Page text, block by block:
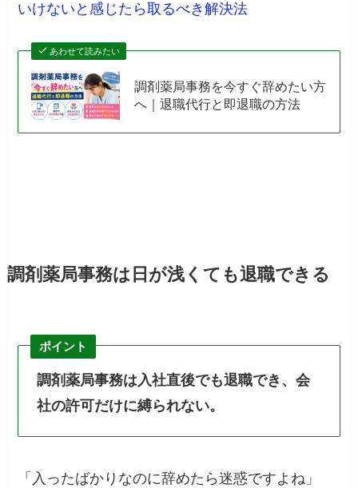
いけないと感じたら取るべき解決法
あわせて読みたい
調剤薬局事務を今すぐ辞めたい方
へ｜退職代行と即退職の方法
調剤薬局事務は日が浅くても退職できる
ポイント
調剤薬局事務は入社直後でも退職でき、会
社の許可だけに縛られない。
「入ったばかりなのに辞めたら迷惑ですよね」